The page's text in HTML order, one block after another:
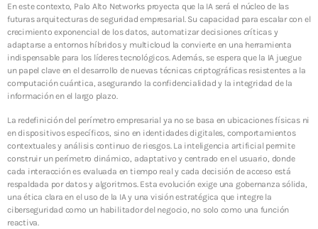
SOC y NOC: el corazón de la continuidad operativa
en la era digital
3 JUNIO, 2026
El peligro latente de la persistencia en entornos
cloud
17 DICIEMBRE, 2025
En este contexto, Palo Alto Networks proyecta que la IA será el núcleo de las
futuras arquitecturas de seguridad empresarial. Su capacidad para escalar con el
crecimiento exponencial de los datos, automatizar decisiones críticas y
adaptarse a entornos híbridos y multicloud la convierte en una herramienta
indispensable para los líderes tecnológicos. Además, se espera que la IA juegue
un papel clave en el desarrollo de nuevas técnicas criptográficas resistentes a la
computación cuántica, asegurando la confidencialidad y la integridad de la
información en el largo plazo.
La redefinición del perímetro empresarial ya no se basa en ubicaciones físicas ni
en dispositivos específicos, sino en identidades digitales, comportamientos
contextuales y análisis continuo de riesgos. La inteligencia artificial permite
construir un perímetro dinámico, adaptativo y centrado en el usuario, donde
cada interacción es evaluada en tiempo real y cada decisión de acceso está
respaldada por datos y algoritmos. Esta evolución exige una gobernanza sólida,
una ética clara en el uso de la IA y una visión estratégica que integre la
ciberseguridad como un habilitador del negocio, no solo como una función
reactiva.